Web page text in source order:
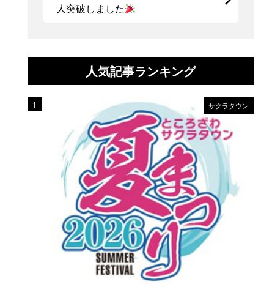
人突破しました
人気記事ランキング
サクラタウン